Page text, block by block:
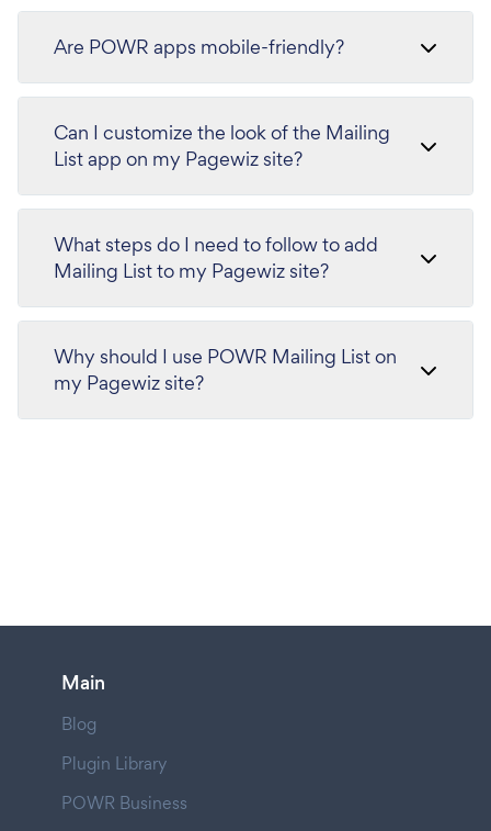
Are POWR apps mobile-friendly?
Can I customize the look of the Mailing
List app on my Pagewiz site?
What steps do I need to follow to add
Mailing List to my Pagewiz site?
Why should I use POWR Mailing List on
my Pagewiz site?
Main
Blog
Plugin Library
POWR Business